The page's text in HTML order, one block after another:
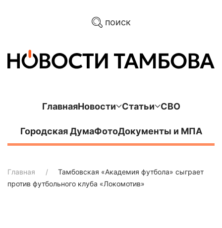
поиск
ГлавнаяНовости Статьи СВО
Городская ДумаФотоДокументы и МПА
Главная
Тамбовская «Академия футбола» сыграет
против футбольного клуба «Локомотив»